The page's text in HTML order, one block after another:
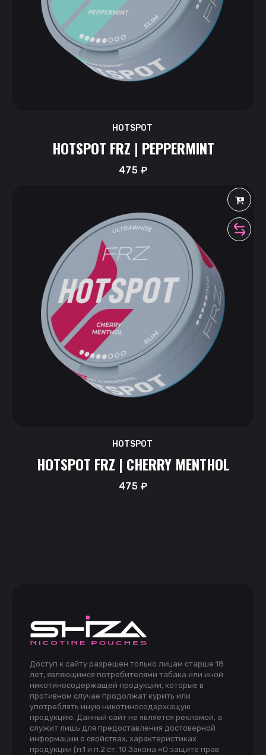
HOTSPOT
HOTSPOT FRZ | PEPPERMINT
475 ₽
HOTSPOT
HOTSPOT FRZ | CHERRY MENTHOL
475 ₽
Доступ к сайту разрешен только лицам старше 18
лет, являющимся потребителями табака или иной
никотиносодержащей продукции, которые в
противном случае продолжат курить или
употреблять иную никотиносодержащую
продукцию. Данный сайт не является рекламой, а
служит лишь для предоставления достоверной
информации о свойствах, характеристиках
продукции (п.1 и п.2 ст. 10 Закона «О защите прав